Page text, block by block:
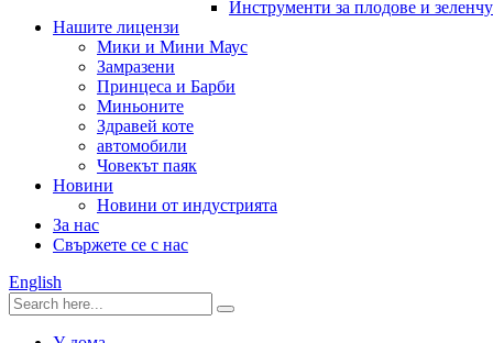
Инструменти за плодове и
Нашите лицензи
Мики и Мини Маус
Замразени
Принцеса и Барби
Миньоните
Здравей коте
автомобили
Човекът паяк
Новини
Новини от индустрията
За нас
Свържете се с нас
English